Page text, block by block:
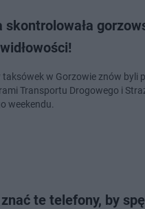
skontrolowała
taksówek w Gorzowie znów byli
Transportu Drogowego i
weekendu.
te telefony, by